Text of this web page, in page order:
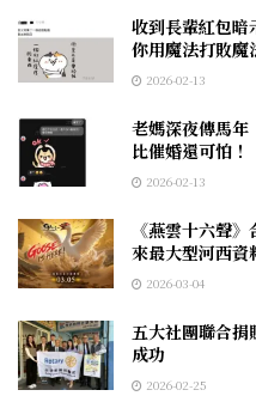
收到長輩紅包
你用魔法打敗魔
2026-02-13
老媽深夜傳馬
比催婚還可怕！
2026-02-13
《燕雲十六聲
來最大型河西資
2026-03-04
五大社團聯合
成功
2026-02-25